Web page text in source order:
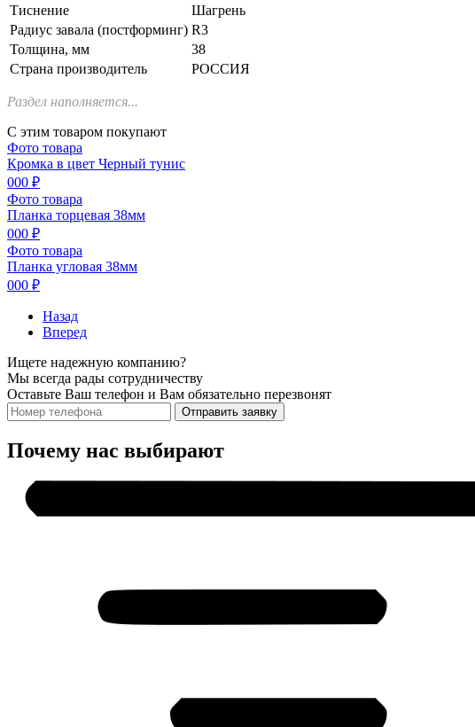
Тиснение
Шагрень
Радиус завала (постформинг) R3
Толщина, мм
38
Страна производитель
РОССИЯ
Раздел наполняется...
С этим товаром покупают
Фото товара
Кромка в цвет Черный тунис
000 ₽
Фото товара
Планка торцевая 38мм
000 ₽
Фото товара
Планка угловая 38мм
000 ₽
Назад
Вперед
Ищете надежную компанию?
Мы всегда рады сотрудничеству
Оставьте Ваш телефон и Вам обязательно перезвонят
Отправить заявку
Почему нас выбирают